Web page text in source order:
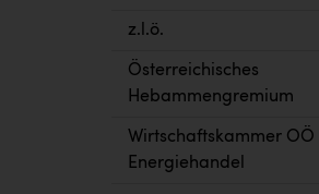
z.l.ö.
Österreichisches
Hebammengremium
Wirtschaftskammer OÖ
Energiehandel